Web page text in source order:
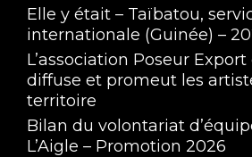
Elle y était – Taïbatou,
internationale (Guinée) –
L’association Poseur
diffuse et promeut les
territoire
Bilan du volontariat
L’Aigle – Promotion 2026